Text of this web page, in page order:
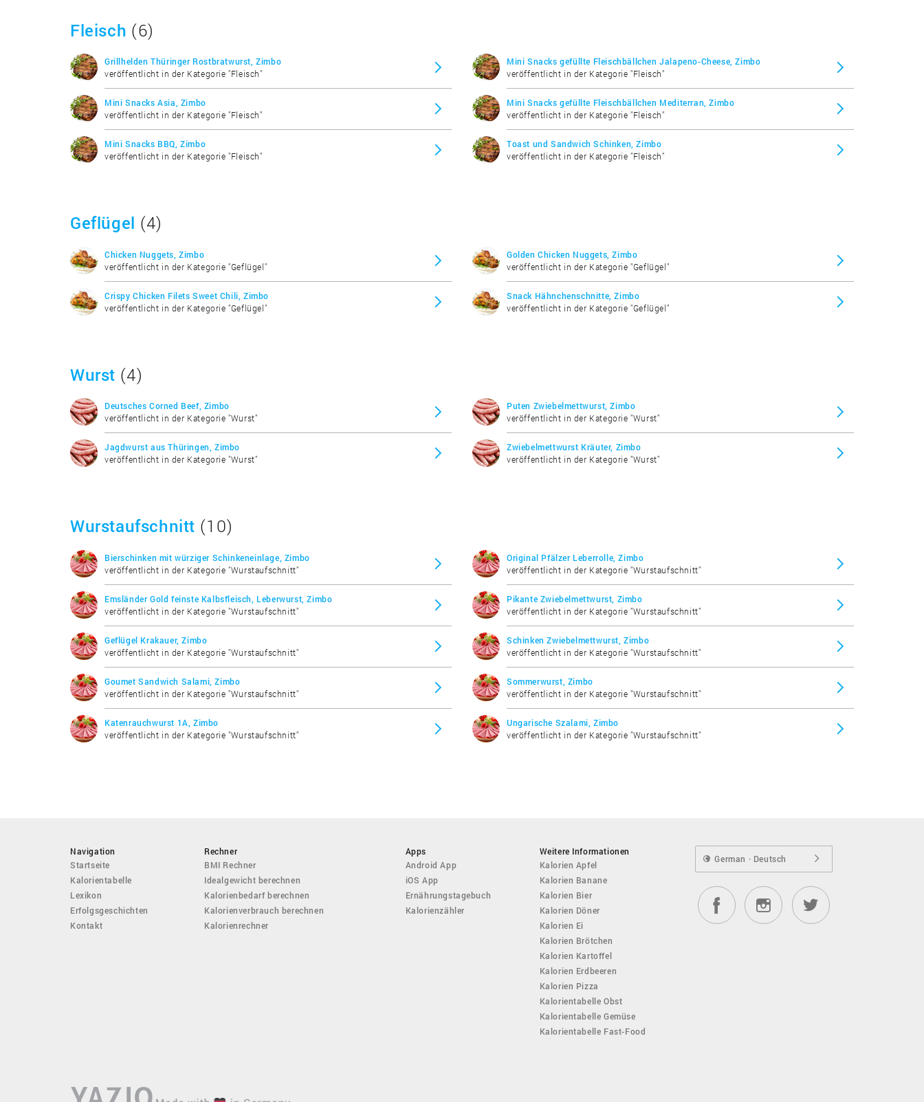
Fleisch (6)
Grillhelden Thüringer Rostbratwurst, Zimbo
veröffentlicht in der Kategorie "Fleisch"
Mini Snacks Asia, Zimbo
veröffentlicht in der Kategorie "Fleisch"
Mini Snacks BBQ, Zimbo
veröffentlicht in der Kategorie "Fleisch"
Mini Snacks gefüllte Fleischbällchen Jalapeno-Cheese, Zimbo
veröffentlicht in der Kategorie "Fleisch"
Mini Snacks gefüllte Fleischbällchen Mediterran, Zimbo
veröffentlicht in der Kategorie "Fleisch"
Toast und Sandwich Schinken, Zimbo
veröffentlicht in der Kategorie "Fleisch"
Geflügel (4)
Chicken Nuggets, Zimbo
veröffentlicht in der Kategorie "Geflügel"
Crispy Chicken Filets Sweet Chili, Zimbo
veröffentlicht in der Kategorie "Geflügel"
Golden Chicken Nuggets, Zimbo
veröffentlicht in der Kategorie "Geflügel"
Snack Hähnchenschnitte, Zimbo
veröffentlicht in der Kategorie "Geflügel"
Wurst (4)
Deutsches Corned Beef, Zimbo
veröffentlicht in der Kategorie "Wurst"
Jagdwurst aus Thüringen, Zimbo
veröffentlicht in der Kategorie "Wurst"
Puten Zwiebelmettwurst, Zimbo
veröffentlicht in der Kategorie "Wurst"
Zwiebelmettwurst Kräuter, Zimbo
veröffentlicht in der Kategorie "Wurst"
Wurstaufschnitt (10)
Bierschinken mit würziger Schinkeneinlage, Zimbo
veröffentlicht in der Kategorie "Wurstaufschnitt"
Emsländer Gold feinste Kalbsfleisch, Leberwurst, Zimbo
veröffentlicht in der Kategorie "Wurstaufschnitt"
Geflügel Krakauer, Zimbo
veröffentlicht in der Kategorie "Wurstaufschnitt"
Goumet Sandwich Salami, Zimbo
veröffentlicht in der Kategorie "Wurstaufschnitt"
Katenrauchwurst 1A, Zimbo
veröffentlicht in der Kategorie "Wurstaufschnitt"
Original Pfälzer Leberrolle, Zimbo
veröffentlicht in der Kategorie "Wurstaufschnitt"
Pikante Zwiebelmettwurst, Zimbo
veröffentlicht in der Kategorie "Wurstaufschnitt"
Schinken Zwiebelmettwurst, Zimbo
veröffentlicht in der Kategorie "Wurstaufschnitt"
Sommerwurst, Zimbo
veröffentlicht in der Kategorie "Wurstaufschnitt"
Ungarische Szalami, Zimbo
veröffentlicht in der Kategorie "Wurstaufschnitt"
Navigation
Startseite
Kalorientabelle
Lexikon
Erfolgsgeschichten
Kontakt
Rechner
BMI Rechner
Idealgewicht berechnen
Kalorienbedarf berechnen
Kalorienverbrauch berechnen
Kalorienrechner
Apps
Android App
iOS App
Ernährungstagebuch
Kalorienzähler
Weitere Informationen
Kalorien Apfel
Kalorien Banane
Kalorien Bier
Kalorien Döner
Kalorien Ei
Kalorien Brötchen
Kalorien Kartoffel
Kalorien Erdbeeren
Kalorien Pizza
Kalorientabelle Obst
Kalorientabelle Gemüse
Kalorientabelle Fast-Food
German · Deutsch